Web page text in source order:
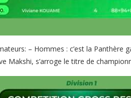
– Hommes : c’est la Panthère
Makshi, s’arroge le titre de